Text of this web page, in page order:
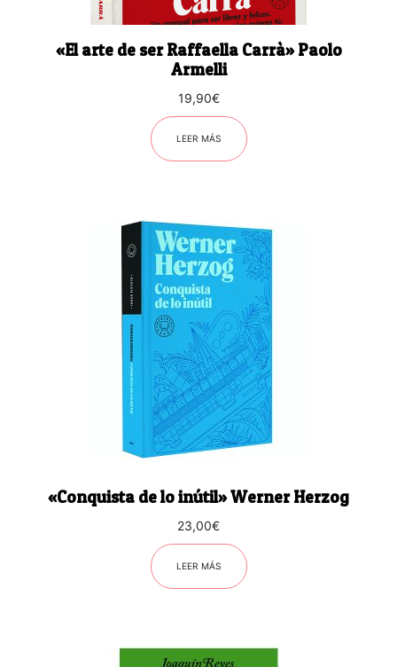
«El arte de ser Raffaella Carrà» Paolo
Armelli
19,90€
LEER MÁS
«Conquista de lo inútil» Werner Herzog
23,00€
LEER MÁS